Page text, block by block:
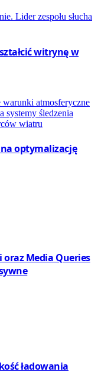
witrynę w
na optymalizację
oraz Media Queries
ładowania